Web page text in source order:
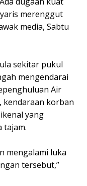
merenggut
media, Sabtu
sekitar pukul
mengendarai
Air
kendaraan korban
yang
tajam.
mengalami luka
tersebut,”